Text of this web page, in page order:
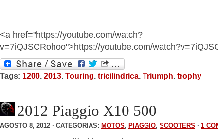
<a href="https://youtube.com/watch?
v=7iQJSCRohoo">https://youtube.com/
Tags: 1200, 2013, Touring, tricilindrica, Triumph, trophy
2012 Piaggio X10 500
AGOSTO 8, 2012 · CATEGORIAS: MOTOS, PIAGGIO, SCOOTERS · 1